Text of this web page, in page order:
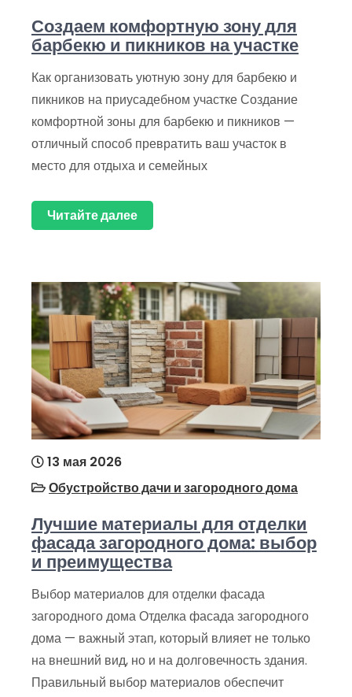
Создаем комфортную зону для
барбекю и пикников на участке
Как организовать уютную зону для барбекю и
пикников на приусадебном участке Создание
комфортной зоны для барбекю и пикников —
отличный способ превратить ваш участок в
место для отдыха и семейных
Читайте далее
13 мая 2026
Обустройство дачи и загородного дома
Лучшие материалы для отделки
фасада загородного дома: выбор
и преимущества
Выбор материалов для отделки фасада
загородного дома Отделка фасада загородного
дома — важный этап, который влияет не только
на внешний вид, но и на долговечность здания.
Правильный выбор материалов обеспечит